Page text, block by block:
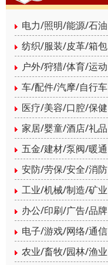
电力/照明/能源/石油
纺织/服装/皮革/箱包
户外/狩猎/体育/运动
车/配件/汽摩/自行车
医疗/美容/口腔/保健
家居/婴童/酒店/礼品
五金/建材/泵阀/暖通
安防/劳保/安全/消防
工业/机械/制造/矿业
办公/印刷/广告/品牌
电子/游戏/网络/通信
农业/畜牧/园林/渔业